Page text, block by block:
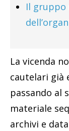
Il
La vicenda
cautelari già
passando al
materiale
archivi e